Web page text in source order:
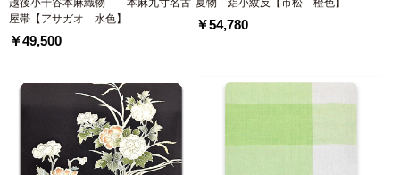
屋帯【アサガオ 水色】
￥49,500
￥54,780